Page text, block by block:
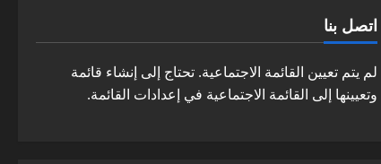
اتصل بنا
لم يتم تعيين القائمة الاجتماعية. تحتاج إلى إنشاء قائمة
وتعيينها إلى القائمة الاجتماعية في إعدادات القائمة.